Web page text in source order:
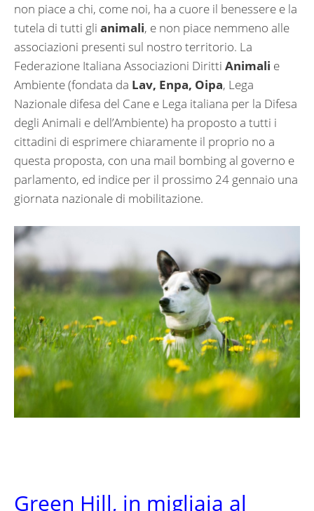
non piace a chi, come noi, ha a cuore il benessere e la
tutela di tutti gli animali, e non piace nemmeno alle
associazioni presenti sul nostro territorio. La
Federazione Italiana Associazioni Diritti Animali e
Ambiente (fondata da Lav, Enpa, Oipa, Lega
Nazionale difesa del Cane e Lega italiana per la Difesa
degli Animali e dell’Ambiente) ha proposto a tutti i
cittadini di esprimere chiaramente il proprio no a
questa proposta, con una mail bombing al governo e
parlamento, ed indice per il prossimo 24 gennaio una
giornata nazionale di mobilitazione.
Green Hill, in migliaia al